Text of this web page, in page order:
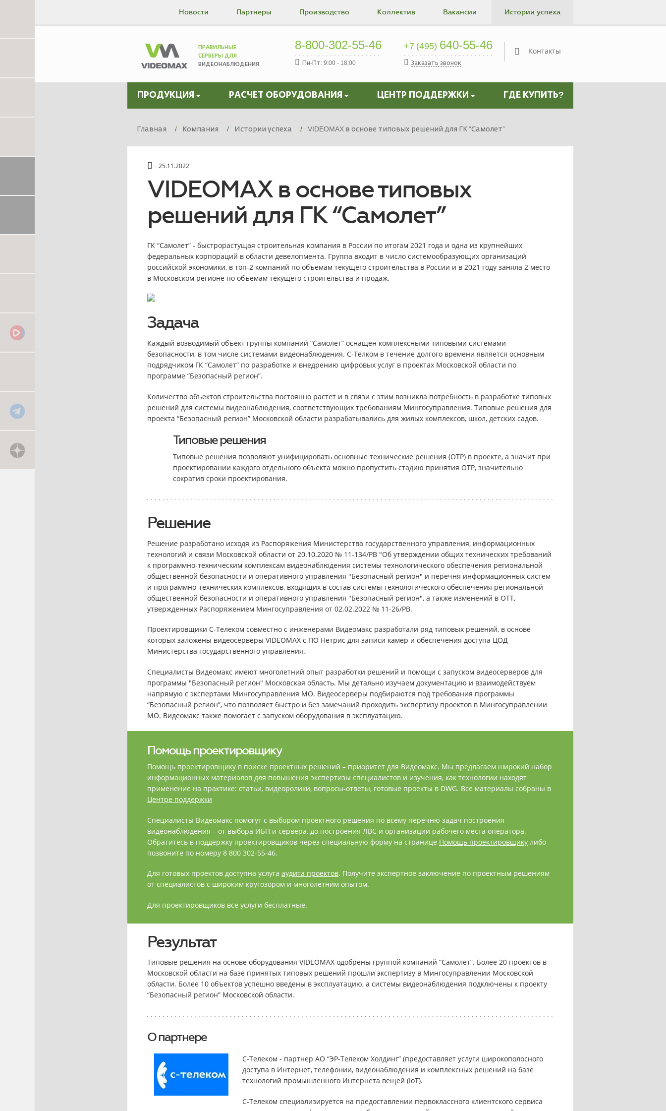
Новости Партнеры Производство Коллектив Вакансии Истории успеха
ПРАВИЛЬНЫЕ
СЕРВЕРЫ ДЛЯ
ВИДЕОНАБЛЮДЕНИЯ
8-800-302-55-46
Пн-Пт: 9:00 - 18:00
+7 (495) 640-55-46
Заказать звонок
Контакты
ПРОДУКЦИЯ РАСЧЕТ ОБОРУДОВАНИЯ ЦЕНТР ПОДДЕРЖКИ ГДЕ КУПИТЬ?
Главная Компания Истории успеха VIDEOMAX в основе типовых решений для ГК “Самолет”
25.11.2022
VIDEOMAX в основе типовых
решений для ГК “Самолет”
ГК “Самолет” - быстрорастущая строительная компания в России по итогам 2021 года и одна из крупнейших
федеральных корпораций в области девелопмента. Группа входит в число системообразующих организаций
российской экономики, в топ-2 компаний по объемам текущего строительства в России и в 2021 году заняла 2 место
в Московском регионе по объемам текущего строительства и продаж.
Задача
Каждый возводимый объект группы компаний “Самолет” оснащен комплексными типовыми системами
безопасности, в том числе системами видеонаблюдения. С-Телком в течение долгого времени является основным
подрядчиком ГК “Самолет” по разработке и внедрению цифровых услуг в проектах Московской области по
программе “Безопасный регион”.
Количество объектов строительства постоянно растет и в связи с этим возникла потребность в разработке типовых
решений для системы видеонаблюдения, соответствующих требованиям Мингосуправления. Типовые решения для
проекта “Безопасный регион” Московской области разрабатывались для жилых комплексов, школ, детских садов.
Типовые решения
Типовые решения позволяют унифицировать основные технические решения (ОТР) в проекте, а значит при
проектировании каждого отдельного объекта можно пропустить стадию принятия ОТР, значительно
сократив сроки проектирования.
Решение
Решение разработано исходя из Распоряжения Министерства государственного управления, информационных
технологий и связи Московской области от 20.10.2020 № 11-134/РВ "Об утверждении общих технических требований
к программно-техническим комплексам видеонаблюдения системы технологического обеспечения региональной
общественной безопасности и оперативного управления "Безопасный регион" и перечня информационных систем
и программно-технических комплексов, входящих в состав системы технологического обеспечения региональной
общественной безопасности и оперативного управления "Безопасный регион", а также изменений в ОТТ,
утвержденных Распоряжением Мингосуправления от 02.02.2022 № 11-26/РВ.
Проектировщики С-Телеком совместно с инженерами Видеомакс разработали ряд типовых решений, в основе
которых заложены видеосерверы VIDEOMAX с ПО Нетрис для записи камер и обеспечения доступа ЦОД
Министерства государственного управления.
Специалисты Видеомакс имеют многолетний опыт разработки решений и помощи с запуском видеосерверов для
программы "Безопасный регион" Московская область. Мы детально изучаем документацию и взаимодействуем
напрямую с экспертами Мингосуправления МО. Видеосерверы подбираются под требования программы
“Безопасный регион”, что позволяет быстро и без замечаний проходить экспертизу проектов в Мингосуправлении
МО. Видеомакс также помогает с запуском оборудования в эксплуатацию.
Помощь проектировщику
Помощь проектировщику в поиске проектных решений – приоритет для Видеомакс. Мы предлагаем широкий набор
информационных материалов для повышения экспертизы специалистов и изучения, как технологии находят
применение на практике: статьи, видеоролики, вопросы-ответы, готовые проекты в DWG. Все материалы собраны в
Центре поддержки
Специалисты Видеомакс помогут с выбором проектного решения по всему перечню задач построения
видеонаблюдения – от выбора ИБП и сервера, до построения ЛВС и организации рабочего места оператора.
Обратитесь в поддержку проектировщиков через специальную форму на странице Помощь проектировщику либо
позвоните по номеру 8 800 302-55-46.
Для готовых проектов доступна услуга аудита проектов. Получите экспертное заключение по проектным решениям
от специалистов с широким кругозором и многолетним опытом.
Для проектировщиков все услуги бесплатные.
Результат
Типовые решения на основе оборудования VIDEOMAX одобрены группой компаний “Самолет”. Более 20 проектов в
Московской области на базе принятых типовых решений прошли экспертизу в Мингосуправлении Московской
области. Более 10 объектов успешно введены в эксплуатацию, а системы видеонаблюдения подключены к проекту
“Безопасный регион” Московской области.
О партнере
С-Телеком - партнер АО “ЭР-Телеком Холдинг” (предоставляет услуги широкополосного
доступа в Интернет, телефонии, видеонаблюдения и комплексных решений на базе
технологий промышленного Интернета вещей (IoT).
С-Телеком специализируется на предоставлении первоклассного клиентского сервиса